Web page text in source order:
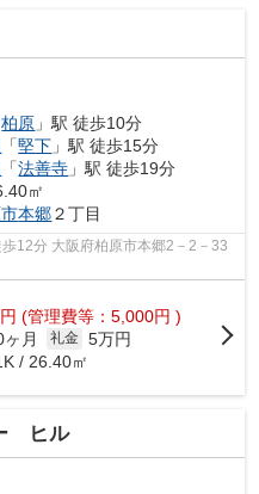
柏原 」駅 徒歩10分
「堅下 」駅 徒歩15分
「法善寺 」駅 徒歩19分
㎡
本郷２丁目
分 大阪府柏原市本郷2－2－33
円 (管理費等：5,000円 )
ヶ月 礼金 5万円
/ 26.40㎡
ヒル